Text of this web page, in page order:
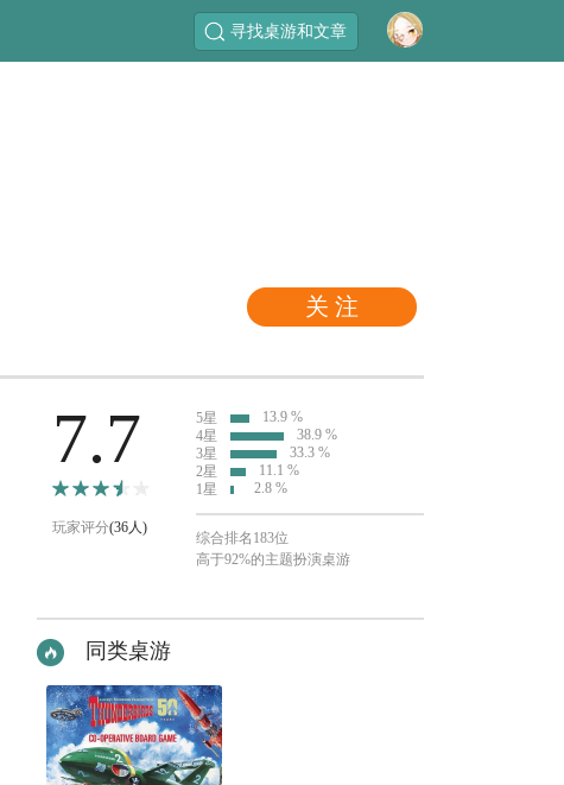
寻找桌游和文章
关 注
7.7
玩家评分(36人)
5星
13.9 %
4星
38.9 %
3星
33.3 %
2星
11.1 %
1星
2.8 %
综合排名183位
高于92%的主题扮演桌游
同类桌游